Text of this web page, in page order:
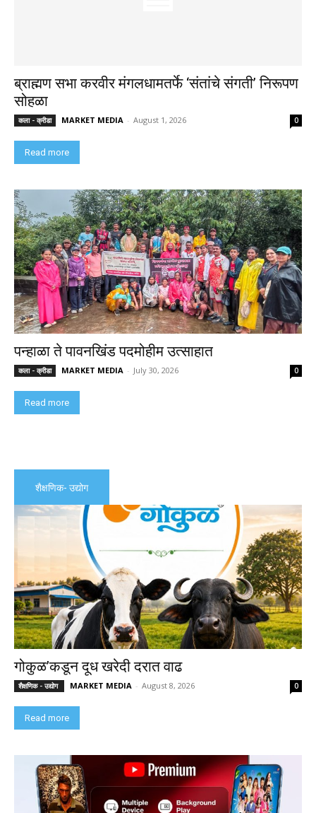
ब्राह्मण सभा करवीर मंगलधामतर्फे ‘संतांचे संगती’ निरूपण
सोहळा
कला - क्रीडा MARKET MEDIA - August 1, 2026 0
Read more
पन्हाळा ते पावनखिंड पदमोहीम उत्साहात
कला - क्रीडा MARKET MEDIA - July 30, 2026 0
Read more
शैक्षणिक- उद्योग
गोकुळ’कडून दूध खरेदी दरात वाढ
शैक्षणिक - उद्योग MARKET MEDIA - August 8, 2026 0
Read more